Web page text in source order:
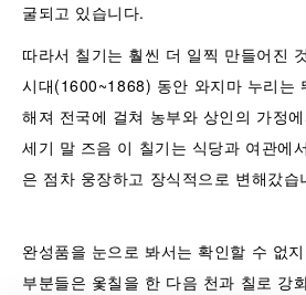
굴되고 있습니다.
따라서 칠기는 훨씬 더 일찍 만들어진
시대(1600~1868) 동안 와지마 누리는
해져 전국에 걸쳐 농부와 상인의 가정
세기 말 즈음 이 칠기는 식당과 여관에
은 점차 웅장하고 장식적으로 변해갔습
완성품을 눈으로 봐서는 확인할 수 없
부분들은 옻칠을 한 다음 천과 칠로 강